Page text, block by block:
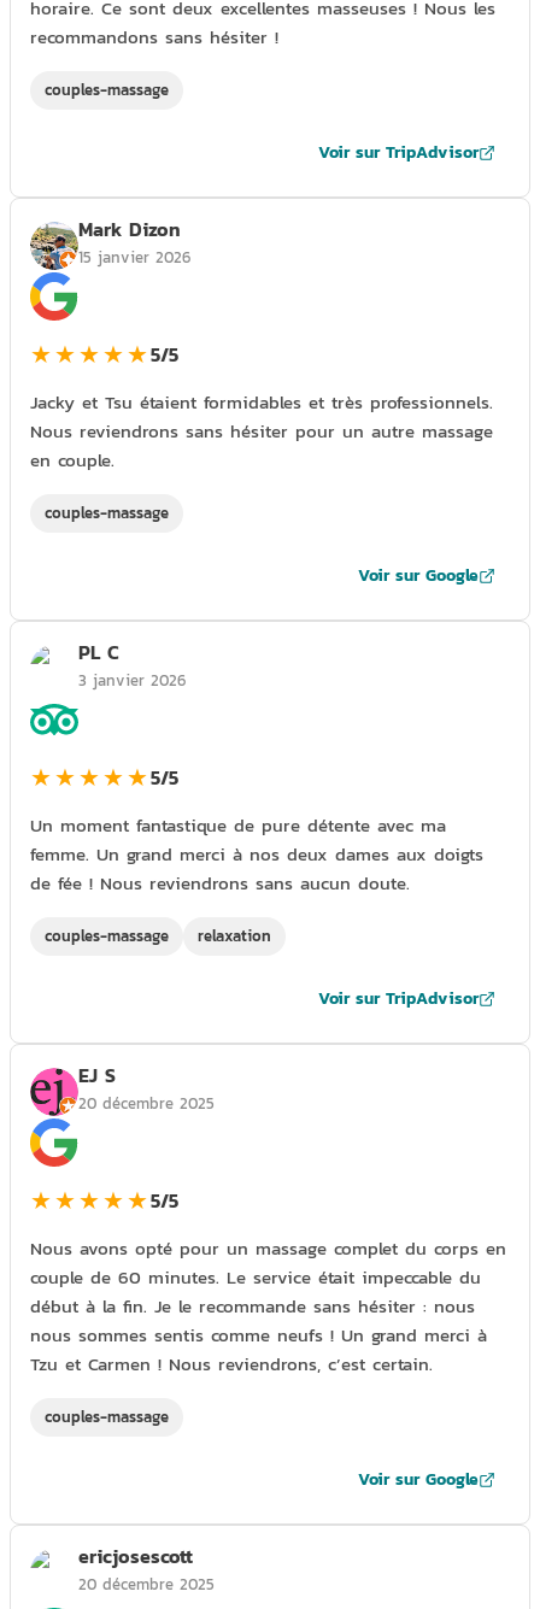
horaire. Ce sont deux excellentes masseuses ! Nous les
recommandons sans hésiter !
couples-massage
Voir sur TripAdvisor
Mark Dizon
15 janvier 2026
★★★★★5/5
Jacky et Tsu étaient formidables et très professionnels.
Nous reviendrons sans hésiter pour un autre massage
en couple.
couples-massage
Voir sur Google
PL C
3 janvier 2026
★★★★★5/5
Un moment fantastique de pure détente avec ma
femme. Un grand merci à nos deux dames aux doigts
de fée ! Nous reviendrons sans aucun doute.
couples-massage relaxation
Voir sur TripAdvisor
EJ S
20 décembre 2025
★★★★★5/5
Nous avons opté pour un massage complet du corps en
couple de 60 minutes. Le service était impeccable du
début à la fin. Je le recommande sans hésiter : nous
nous sommes sentis comme neufs ! Un grand merci à
Tzu et Carmen ! Nous reviendrons, c’est certain.
couples-massage
Voir sur Google
ericjosescott
20 décembre 2025